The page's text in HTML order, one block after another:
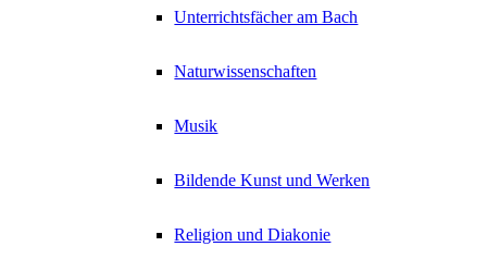
Unterrichtsfächer am Bach
Naturwissenschaften
Musik
Bildende Kunst und Werken
Religion und Diakonie